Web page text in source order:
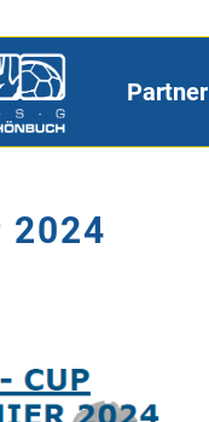
Partner
2024